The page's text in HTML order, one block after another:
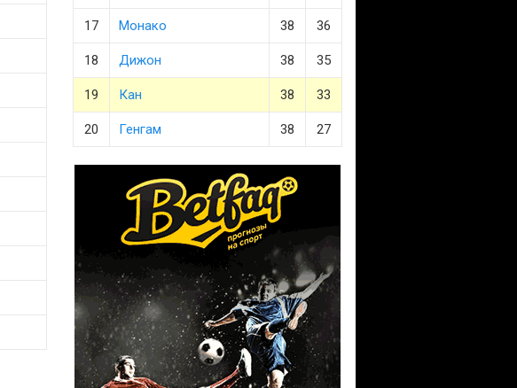
17 Монако 38 36
18 Дижон 38 35
19 Кан 38 33
20 Генгам 38 27